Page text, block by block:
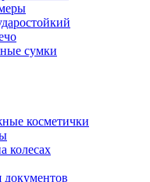
сумки
косметички
колесах